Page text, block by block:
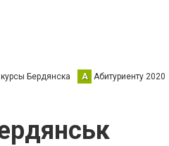
Бердянска А Абитуриенту 2020